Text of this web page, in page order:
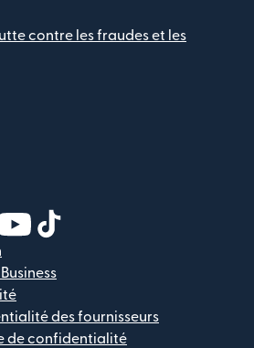
contre les fraudes et les
nouvelle fenêtre)
une nouvelle fenêtre)
dans une nouvelle fenêtre)
dans une nouvelle fenêtre)
(s'ouvre dans une nouvelle
des fournisseurs
de confidentialité